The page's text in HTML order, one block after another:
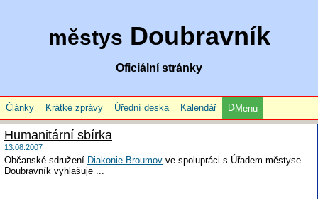
městys Doubravník
Oficiální stránky
Články Krátké zprávy Úřední deska Kalendář Menu
Humanitární sbírka
13.08.2007
Občanské sdružení Diakonie Broumov ve spolupráci s Úřadem městyse
Doubravník vyhlašuje ...